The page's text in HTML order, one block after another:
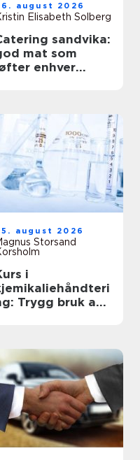
august 2026
Elisabeth Solberg
sandvika:
mat som
enhver
august 2026
Storsand
i
Trygg bruk av